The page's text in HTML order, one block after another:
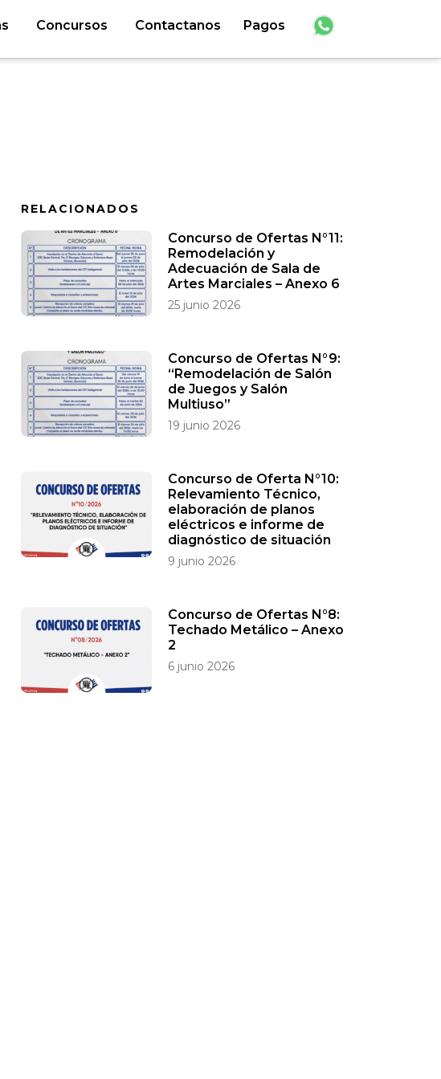
Concursos Contactanos Pagos
RELACIONADOS
Concurso de Ofertas N°11:
Remodelación y
Adecuación de Sala de
Artes Marciales – Anexo 6
25 junio 2026
Concurso de Ofertas N°9:
“Remodelación de Salón
de Juegos y Salón
Multiuso”
19 junio 2026
Concurso de Oferta N°10:
Relevamiento Técnico,
elaboración de planos
eléctricos e informe de
diagnóstico de situación
9 junio 2026
Concurso de Ofertas N°8:
Techado Metálico – Anexo
2
6 junio 2026